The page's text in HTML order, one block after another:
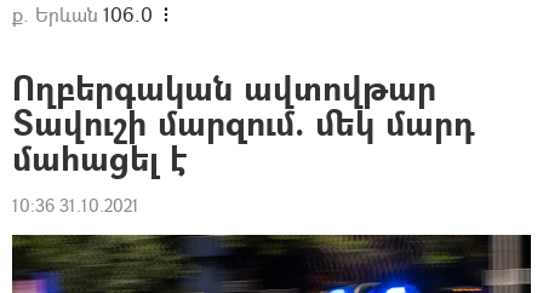
ք. Երևան 106.0
Ողբերգական ավտովթար
Տավուշի մարզում. մեկ մարդ
մահացել է
10:36 31.10.2021